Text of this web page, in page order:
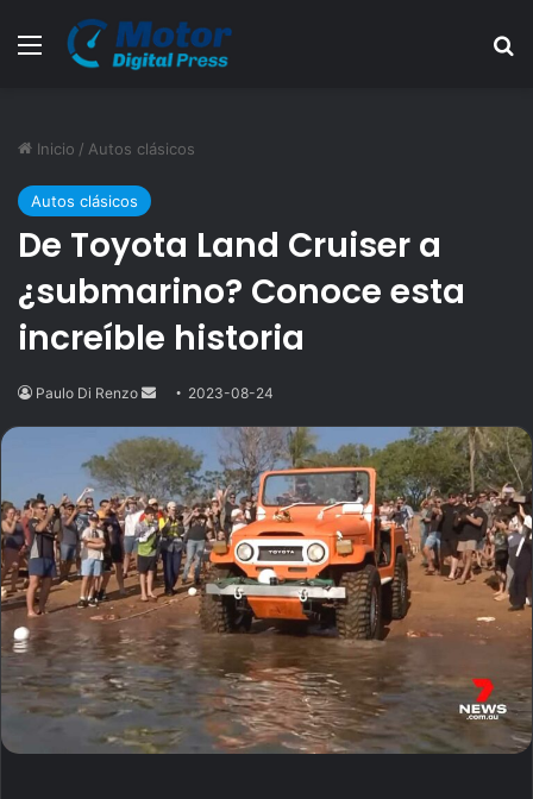
Menú
Inicio / Autos clásicos
Autos clásicos
De Toyota Land Cruiser a
¿submarino? Conoce esta
increíble historia
Paulo Di Renzo
Send
email
2023-08-24